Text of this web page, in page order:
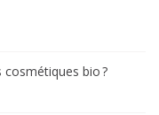
bio ?